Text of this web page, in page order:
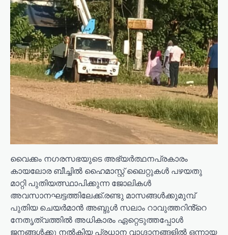
വൈക്കം നഗരസഭയുടെ അഭ്യർത്ഥനപ്രകാരം
കായലോര ബീച്ചിൽ ഹൈമാസ്റ്റ് ലൈറ്റുകൾ പഴയതു
മാറ്റി പുതിയത്സ്ഥാപിക്കുന്ന ജോലികൾ
അവസാനഘട്ടത്തിലേക്ക്.രണ്ടു മാസങ്ങൾക്കുമുമ്പ്
പുതിയ ചെയർമാൻ അബ്ദുൾ സലാം റാവുത്തറിൻ്റെ
നേതൃത്വത്തിൽ അധികാരം ഏറ്റെടുത്തപ്പോൾ
ജനങ്ങൾക്കു നൽകിയ പ്രധാന വാഗ്ദാനങ്ങളിൽ ഒന്നായ